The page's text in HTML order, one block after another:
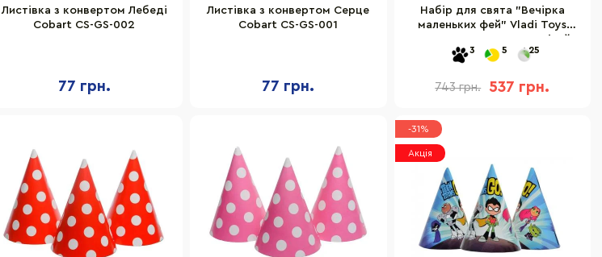
Листівка з конвертом Лебеді
Cobart СS-GS-002
77 грн.
Листівка з конвертом Серце
Cobart СS-GS-001
77 грн.
Набір для свята "Вечірка
маленьких фей" Vladi Toys
3 5 25
743 грн. 537 грн.
-31%
Акція